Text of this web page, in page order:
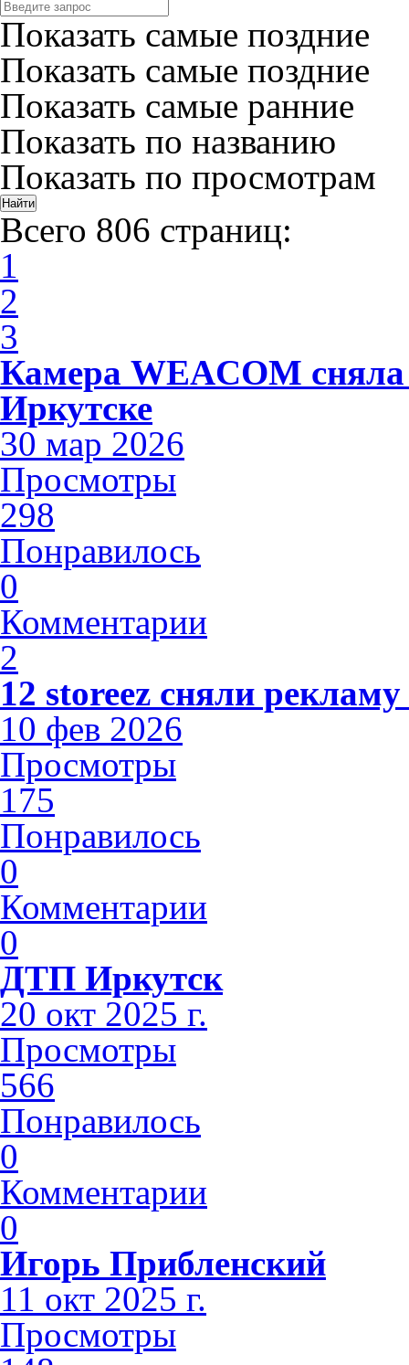
Показать самые поздние
Показать самые поздние
Показать самые ранние
Показать по названию
Показать по просмотрам
Всего 806 страниц:
1
2
3
Камера WEACOM
Иркутске
30 мар 2026
Просмотры
298
Понравилось
0
Комментарии
2
12 storeez сняли
10 фев 2026
Просмотры
175
Понравилось
0
Комментарии
0
ДТП Иркутск
20 окт 2025 г.
Просмотры
566
Понравилось
0
Комментарии
0
Игорь Прибленский
11 окт 2025 г.
Просмотры